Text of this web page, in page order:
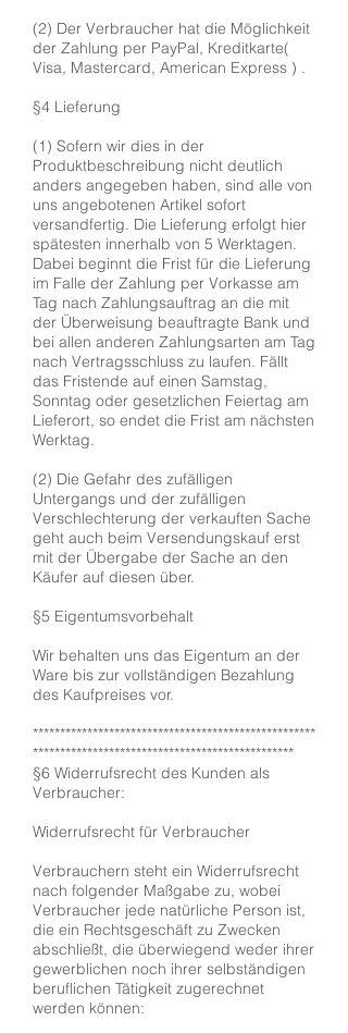
(2) Der Verbraucher hat die Möglichkeit
der Zahlung per PayPal, Kreditkarte(
Visa, Mastercard, American Express ) .
§4 Lieferung
(1) Sofern wir dies in der
Produktbeschreibung nicht deutlich
anders angegeben haben, sind alle von
uns angebotenen Artikel sofort
versandfertig. Die Lieferung erfolgt hier
spätesten innerhalb von 5 Werktagen.
Dabei beginnt die Frist für die Lieferung
im Falle der Zahlung per Vorkasse am
Tag nach Zahlungsauftrag an die mit
der Überweisung beauftragte Bank und
bei allen anderen Zahlungsarten am Tag
nach Vertragsschluss zu laufen. Fällt
das Fristende auf einen Samstag,
Sonntag oder gesetzlichen Feiertag am
Lieferort, so endet die Frist am nächsten
Werktag.
(2) Die Gefahr des zufälligen
Untergangs und der zufälligen
Verschlechterung der verkauften Sache
geht auch beim Versendungskauf erst
mit der Übergabe der Sache an den
Käufer auf diesen über.
§5 Eigentumsvorbehalt
Wir behalten uns das Eigentum an der
Ware bis zur vollständigen Bezahlung
des Kaufpreises vor.
****************************************************
************************************************
§6 Widerrufsrecht des Kunden als
Verbraucher:
Widerrufsrecht für Verbraucher
Verbrauchern steht ein Widerrufsrecht
nach folgender Maßgabe zu, wobei
Verbraucher jede natürliche Person ist,
die ein Rechtsgeschäft zu Zwecken
abschließt, die überwiegend weder ihrer
gewerblichen noch ihrer selbständigen
beruflichen Tätigkeit zugerechnet
werden können: